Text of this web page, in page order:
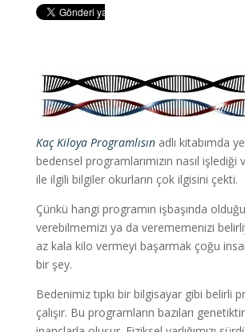
Kaç Kiloya Programlısınadlı kitabımda
bedensel programlarımızın nasıl işlediği
ile ilgili bilgiler okurların çok ilgisini çekti.
Çünkü hangi programın işbaşında
verebilmemizi ya da verememenizi
az kala kilo vermeyi başarmak çoğu
bir şey.
Bedenimiz tıpkı bir bilgisayar gibi belirli
çalışır. Bu programların bazıları